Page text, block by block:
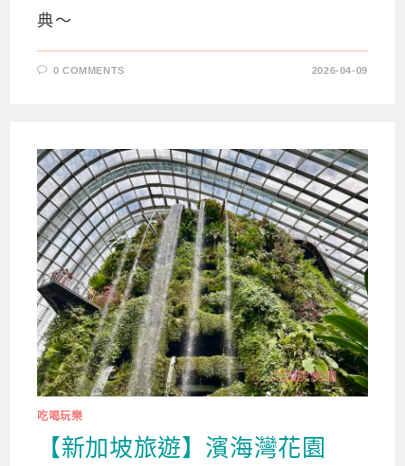
典～
0 COMMENTS 2026-04-09
吃喝玩樂
【新加坡旅遊】濱海灣花園